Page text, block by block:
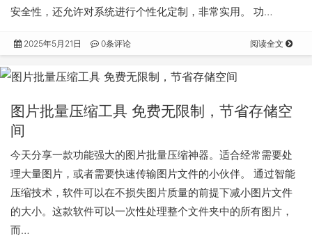
安全性，还允许对系统进行个性化定制，非常实用。 功…
2025年5月21日 0条评论 阅读全文
图片批量压缩工具 免费无限制，节省存储空
间
今天分享一款功能强大的图片批量压缩神器。适合经常需要处
理大量图片，或者需要快速传输图片文件的小伙伴。 通过智能
压缩技术，软件可以在不损失图片质量的前提下减小图片文件
的大小。这款软件可以一次性处理整个文件夹中的所有图片，
而…